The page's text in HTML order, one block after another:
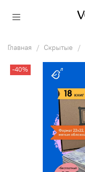
Главная Скрытые
-40%